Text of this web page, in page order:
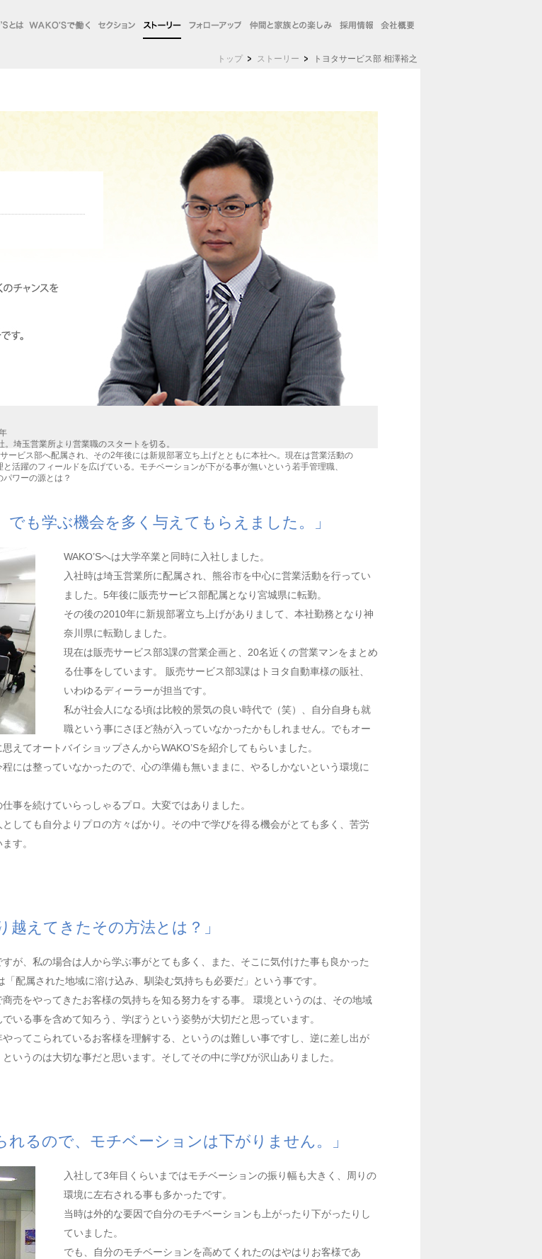
トップ ストーリー トヨタサービス部 相澤裕之
。埼玉営業所より営業職のスタートを切る。
ービス部へ配属され、その2年後には新規部署立ち上げとともに本社へ。現在は営業活動の
と活躍のフィールドを広げている。モチベーションが下がる事が無いという若手管理職、
パワーの源とは？
でも学ぶ機会を多く与えてもらえました。」
WAKO’Sへは大学卒業と同時に入社しました。
入社時は埼玉営業所に配属され、熊谷市を中心に営業活動を行ってい
ました。5年後に販売サービス部配属となり宮城県に転勤。
その後の2010年に新規部署立ち上げがありまして、本社勤務となり神
奈川県に転勤しました。
現在は販売サービス部3課の営業企画と、20名近くの営業マンをまとめ
る仕事をしています。 販売サービス部3課はトヨタ自動車様の販社、
いわゆるディーラーが担当です。
私が社会人になる頃は比較的景気の良い時代で（笑）、自分自身も就
職という事にさほど熱が入っていなかったかもしれません。でもオー
えてオートバイショップさんからWAKO’Sを紹介してもらいました。
には整っていなかったので、心の準備も無いままに、やるしかないという環境に
事を続けていらっしゃるプロ。大変ではありました。
しても自分よりプロの方々ばかり。その中で学びを得る機会がとても多く、苦労
す。
越えてきたその方法とは？」
が、私の場合は人から学ぶ事がとても多く、また、そこに気付けた事も良かった
配属された地域に溶け込み、馴染む気持ちも必要だ」という事です。
売をやってきたお客様の気持ちを知る努力をする事。 環境というのは、その地域
いる事を含めて知ろう、学ぼうという姿勢が大切だと思っています。
ってこられているお客様を理解する、というのは難しい事ですし、逆に差し出が
いうのは大切な事だと思います。そしてその中に学びが沢山ありました。
れるので、モチベーションは下がりません。」
入社して3年目くらいまではモチベーションの振り幅も大きく、周りの
環境に左右される事も多かったです。
当時は外的な要因で自分のモチベーションも上がったり下がったりし
ていました。
でも、自分のモチベーションを高めてくれたのはやはりお客様であ